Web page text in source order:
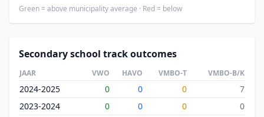
Green = above municipality average · Red = below
Secondary school track outcomes
JAAR VWO HAVO VMBO-T VMBO-B/K
2024-2025 0 0 0
7
2023-2024
0 0 0
0